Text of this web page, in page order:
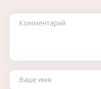
Комментарий
Ваше имя